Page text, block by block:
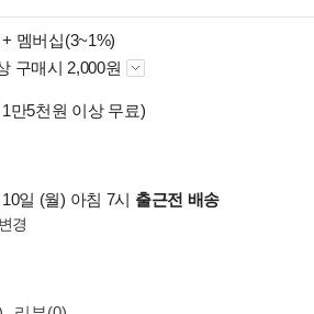
멤버십(3~1%)
구매시 2,000원
만5천원 이상 무료)
일 (월) 아침 7시 출근전 배송
경